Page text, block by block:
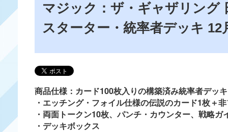
マジック：ザ・ギャザリング
スターター・統率者デッキ 12
商品仕様：カード100枚入りの構築済み統率者
・エッチング・フォイル仕様の伝説のカード1枚
・両面トークン10枚、パンチ・カウンター、戦
・デッキボックス